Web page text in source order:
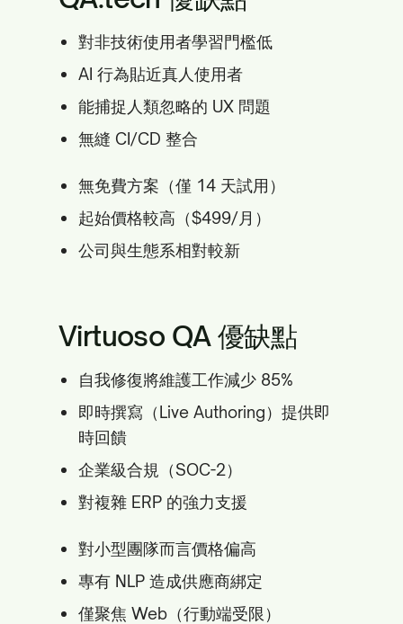
對非技術使用者學習門檻低
AI 行為貼近真人使用者
能捕捉人類忽略的 UX 問題
無縫 CI/CD 整合
無免費方案（僅 14 天試用）
起始價格較高（$499/月）
公司與生態系相對較新
Virtuoso QA 優缺點
自我修復將維護工作減少 85%
即時撰寫（Live Authoring）提供即
時回饋
企業級合規（SOC-2）
對複雜 ERP 的強力支援
對小型團隊而言價格偏高
專有 NLP 造成供應商綁定
僅聚焦 Web（行動端受限）